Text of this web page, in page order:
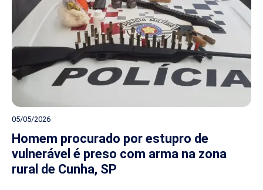
05/05/2026
Homem procurado por estupro de
vulnerável é preso com arma na zona
rural de Cunha, SP